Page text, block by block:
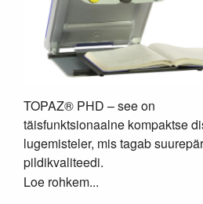
TOPAZ® PHD – see on
täisfunktsionaalne kompaktse
lugemisteler, mis tagab
pildikvaliteedi.
Loe rohkem...